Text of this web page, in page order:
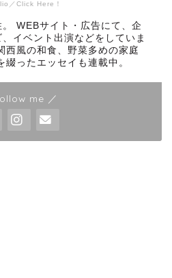
／Click Here！
WEBサイト・広告にて、企
イベント出演などをしていま
西風の和食、野菜多めの家庭
ったエッセイも連載中。
me ／